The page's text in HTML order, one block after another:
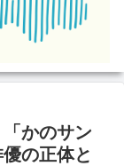
かのサン
の正体と